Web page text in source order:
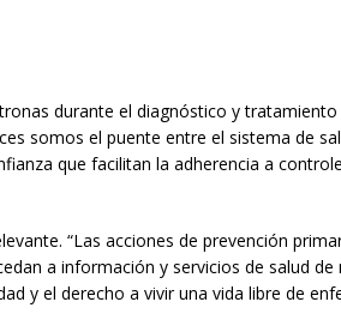
durante el diagnóstico y
somos el puente entre el sistema de
que facilitan la adherencia a
“Las acciones de prevención
a información y servicios de salud de
y el derecho a vivir una vida libre de